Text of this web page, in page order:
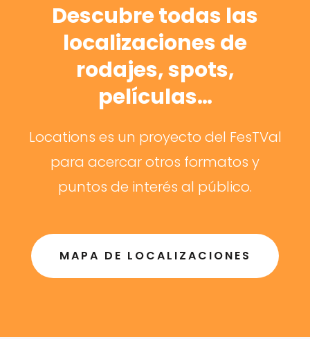
Descubre todas las
localizaciones de
rodajes, spots,
películas…
Locations es un proyecto del FesTVal
para acercar otros formatos y
puntos de interés al público.
MAPA DE LOCALIZACIONES